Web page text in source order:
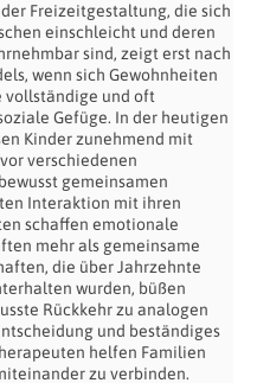
Freizeitgestaltung, die sich
einschleicht und deren
sind, zeigt erst nach
wenn sich Gewohnheiten
vollständige und oft
Gefüge. In der heutigen
Kinder zunehmend mit
verschiedenen
gemeinsamen
Interaktion mit ihren
schaffen emotionale
mehr als gemeinsame
die über Jahrzehnte
wurden, büßen
Rückkehr zu analogen
und beständiges
helfen Familien
zu verbinden.